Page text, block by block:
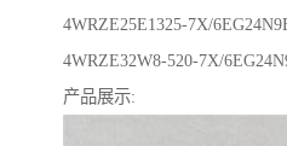
4WRZE25E1325-7X/
4WRZE32W8-520-7X/
产品展示: